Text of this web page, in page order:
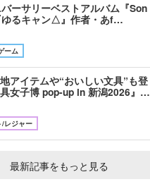
ーサリーベストアルバム『Son
ゆるキャン△』作者・あf…
ーム
アイテムや“おいしい文具”も登
女子博 pop-up in 新潟2026』…
/レジャー
最新記事をもっと見る